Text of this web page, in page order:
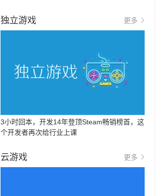
独立游戏 更多
3小时回本，开发14年登顶Steam畅销榜首，这
个开发者再次给行业上课
云游戏 更多